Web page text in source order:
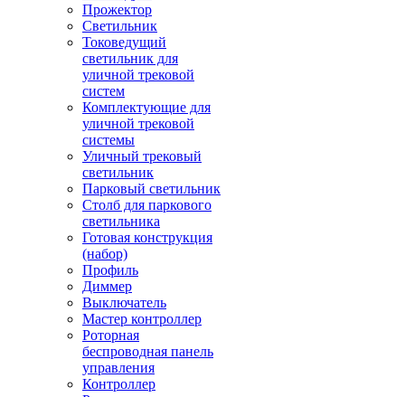
Прожектор
Светильник
Токоведущий
светильник для
уличной трековой
систем
Комплектующие для
уличной трековой
системы
Уличный трековый
светильник
Парковый светильник
Столб для паркового
светильника
Готовая конструкция
(набор)
Профиль
Диммер
Выключатель
Мастер контроллер
Роторная
беспроводная панель
управления
Контроллер